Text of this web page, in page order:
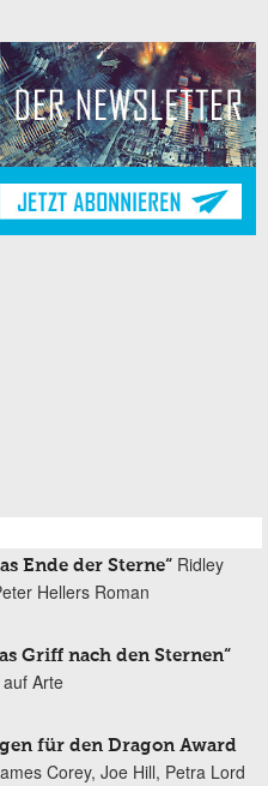
Ende der Sterne“ Ridley
Hellers Roman
Griff nach den Sternen“
Arte
für den Dragon Award
Corey, Joe Hill, Petra Lord